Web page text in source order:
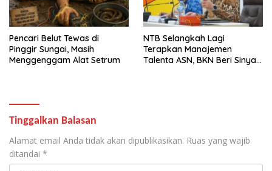
Pencari Belut Tewas di
Pinggir Sungai, Masih
Menggenggam Alat Setrum
NTB Selangkah Lagi
Terapkan Manajemen
Talenta ASN, BKN Beri Sinyal
Tinggalkan Balasan
Alamat email Anda tidak akan dipublikasikan. Ruas yang wajib
ditandai *